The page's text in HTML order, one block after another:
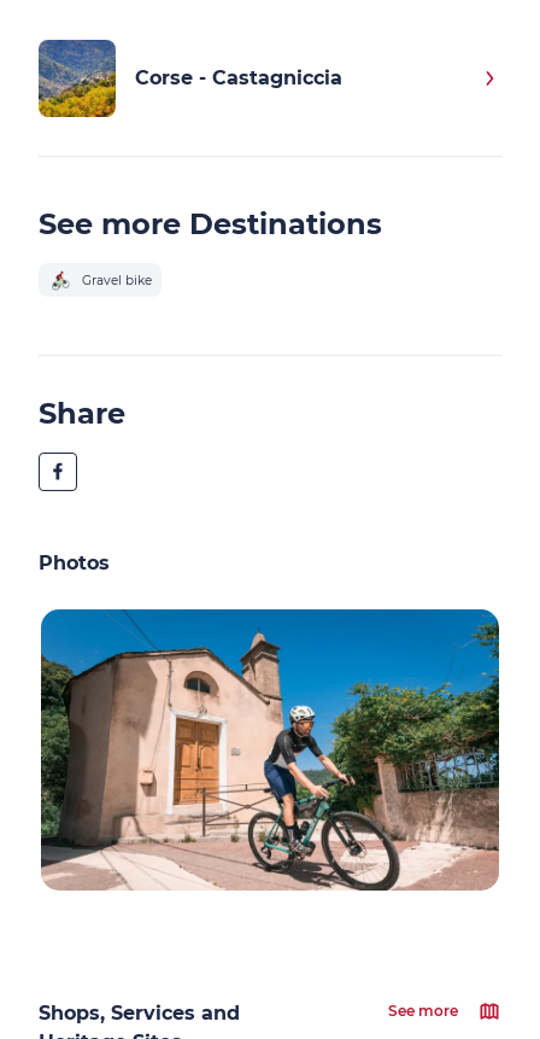
Corse - Castagniccia
See more Destinations
Gravel bike
Share
Photos
Shops, Services and
See more